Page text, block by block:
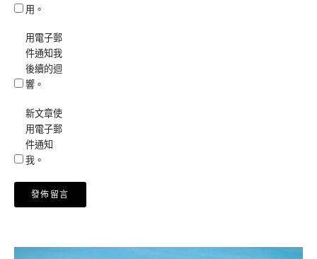
用。
用電子郵
件通知我
後續的迴
響。
新文章使
用電子郵
件通知
我。